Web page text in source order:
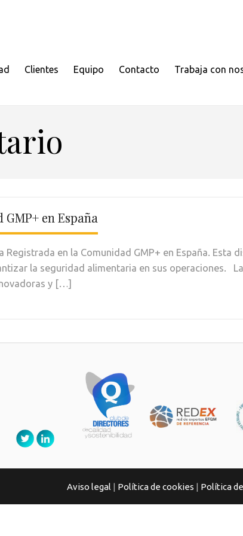
Clientes Equipo Contacto Trabaja con
en España
en la Comunidad GMP+ en España. Esta
la seguridad alimentaria en sus operaciones. La
y […]
Aviso legal | Política de cookies | Política